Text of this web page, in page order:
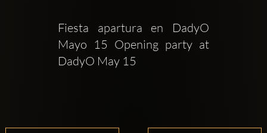
Fiesta apartura en DadyO
Mayo 15 Opening party at
DadyO May 15